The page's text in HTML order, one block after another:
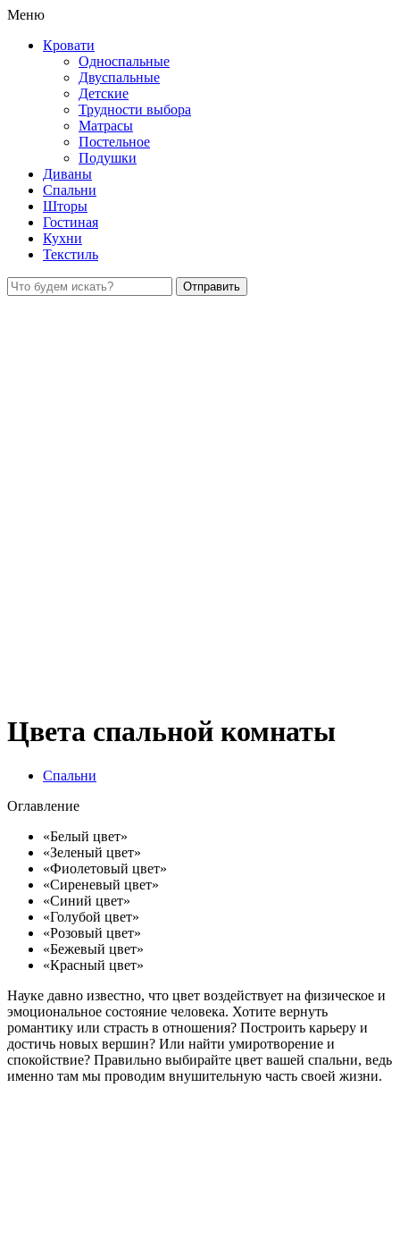
Меню
Кровати
Односпальные
Двуспальные
Детские
Трудности выбора
Матрасы
Постельное
Подушки
Диваны
Спальни
Шторы
Гостиная
Кухни
Текстиль
Цвета спальной комнаты
Спальни
Оглавление
«Белый цвет»
«Зеленый цвет»
«Фиолетовый цвет»
«Сиреневый цвет»
«Синий цвет»
«Голубой цвет»
«Розовый цвет»
«Бежевый цвет»
«Красный цвет»
Науке давно известно, что цвет воздействует на физическое и
эмоциональное состояние человека. Хотите вернуть
романтику или страсть в отношения? Построить карьеру и
достичь новых вершин? Или найти умиротворение и
спокойствие? Правильно выбирайте цвет вашей спальни, ведь
именно там мы проводим внушительную часть своей жизни.